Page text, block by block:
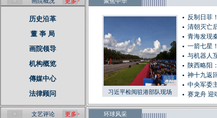
历史沿革
董 亊 局
画院领导
机构概览
傳媒中心
法律顾问 习近平检阅驻港部队现场
反制日菲
清朝灭亡
青海发现
一箭七星
与机器人
陕西略阳
神十九返
中央军委
赛龙舟 迎
文艺评论 更多> 环球风采